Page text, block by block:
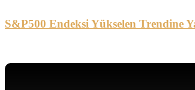
S&P500 Endeksi Yükselen Trendine